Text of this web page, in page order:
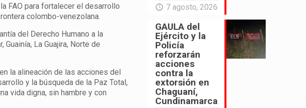
FAO para fortalecer el desarrollo
colombo-venezolana.
del Derecho Humano a la
La Guajira, Norte de
la alineación de las acciones del
y la búsqueda de la Paz Total,
vida digna, sin hambre y con
7 agosto, 2026
GAULA del
Ejército y la
Policía
reforzarán
acciones
contra la
extorsión en
Chaguaní,
Cundinamarca